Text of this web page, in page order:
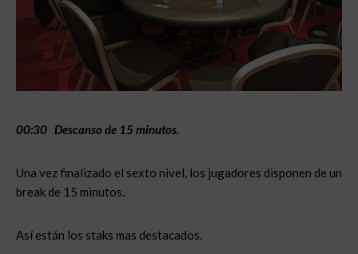
00:30 Descanso de 15 minutos.
Una vez finalizado el sexto nivel, los jugadores disponen de un
break de 15 minutos.
Así están los staks mas destacados.